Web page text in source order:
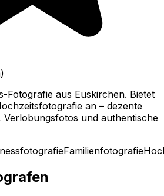
Fotografie aus Euskirchen. Bietet
an – dezente
Verlobungsfotos und authentische
Familienfotografie